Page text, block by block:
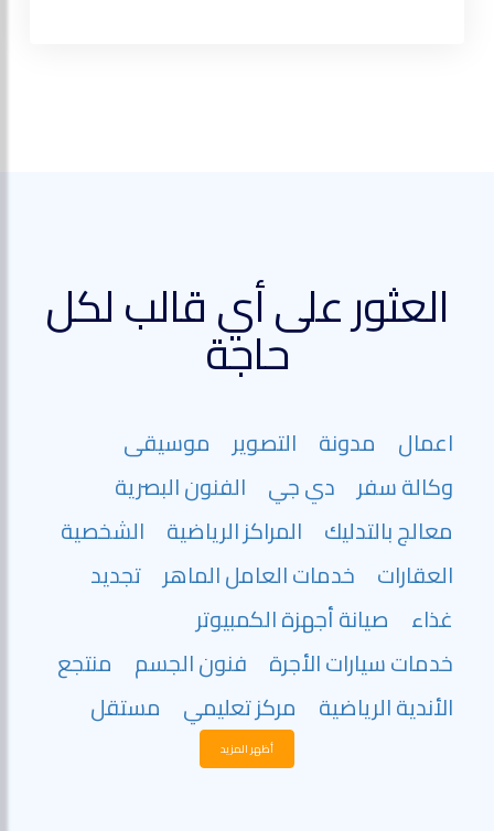
العثور على أي قالب لكل
حاجة
اعمال مدونة التصوير موسيقى
وكالة سفر دي جي الفنون البصرية
معالج بالتدليك المراكز الرياضية الشخصية
العقارات خدمات العامل الماهر تجديد
غذاء
صيانة أجهزة الكمبيوتر
خدمات سيارات الأجرة فنون الجسم
منتجع
الأندية الرياضية
مركز تعليمي مستقل
أظهر المزيد